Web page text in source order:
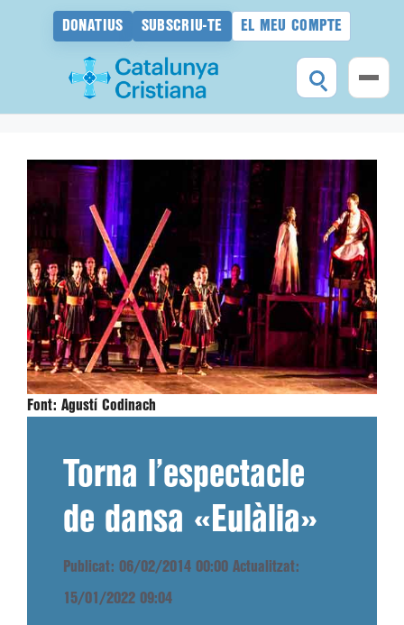
DONATIUS SUBSCRIU-TE EL MEU COMPTE
contingut
Font: Agustí Codinach
Torna l’espectacle
de dansa «Eulàlia»
Publicat: 06/02/2014 00:00 Actualitzat:
15/01/2022 09:04